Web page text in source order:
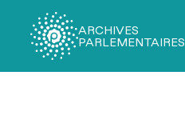
ARCHIVES
PARLEMENTAIRES